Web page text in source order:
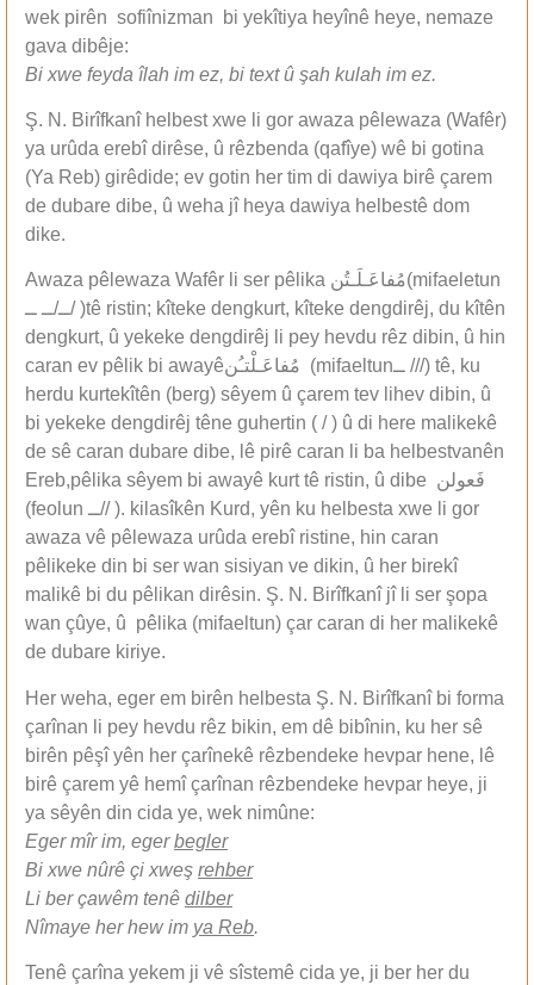
wek pirên sofiînizman bi yekîtiya heyînê heye, nemaze
gava dibêje:
Bi xwe feyda îlah im ez, bi text û şah kulah im ez.
Ş. N. Birîfkanî helbest xwe li gor awaza pêlewaza (Wafêr)
ya urûda erebî dirêse, û rêzbenda (qafîye) wê bi gotina
(Ya Reb) girêdide; ev gotin her tim di dawiya birê çarem
de dubare dibe, û weha jî heya dawiya helbestê dom
dike.
Awaza pêlewaza Wafêr li ser pêlika مُفاعَـلَـتُن(mifaeletun
ــ/ــ ــ/ )tê ristin; kîteke dengkurt, kîteke dengdirêj, du kîtên
dengkurt, û yekeke dengdirêj li pey hevdu rêz dibin, û hin
caran ev pêlik bi awayêمُفاعَـلْتـُن (mifaeltunــ ///) tê, ku
herdu kurtekîtên (berg) sêyem û çarem tev lihev dibin, û
bi yekeke dengdirêj têne guhertin ( / ) û di here malikekê
de sê caran dubare dibe, lê pirê caran li ba helbestvanên
Ereb,pêlika sêyem bi awayê kurt tê ristin, û dibe فَعولن
(feolun ــ// ). kilasîkên Kurd, yên ku helbesta xwe li gor
awaza vê pêlewaza urûda erebî ristine, hin caran
pêlikeke din bi ser wan sisiyan ve dikin, û her birekî
malikê bi du pêlikan dirêsin. Ş. N. Birîfkanî jî li ser şopa
wan çûye, û pêlika (mifaeltun) çar caran di her malikekê
de dubare kiriye.
Her weha, eger em birên helbesta Ş. N. Birîfkanî bi forma
çarînan li pey hevdu rêz bikin, em dê bibînin, ku her sê
birên pêşî yên her çarînekê rêzbendeke hevpar hene, lê
birê çarem yê hemî çarînan rêzbendeke hevpar heye, ji
ya sêyên din cida ye, wek nimûne:
Eger mîr im, egerbegler
Bi xwe nûrê çi xweş rehber
Li ber çawêm tenê dilber
Nîmaye her hew im ya Reb.
Tenê çarîna yekem ji vê sîstemê cida ye, ji ber her du